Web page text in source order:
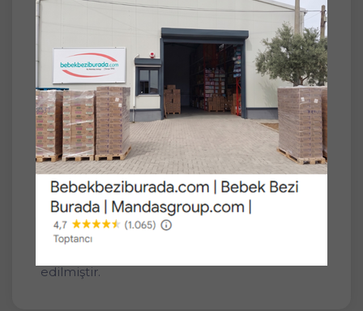
24'lü
Yaprak Adeti
Akıllı Kapak Plastik Kapaklı
Önlem Islak Havlu Mendil 90 Yaprak Botanika
Özlü (24 Lü Set) Plastik Kapaklı 2160 Yaprak
İçeriğindeki Papatya, Aloe Vera, Zeytinyağı, E
Vitamini özleri sayesinde bebeğinizin cildine
botanik bir bakım sağlar. Alkol, Paraben, SLS
ve SLES içermeyen yapısıyla cildin pH
edilmiştir.